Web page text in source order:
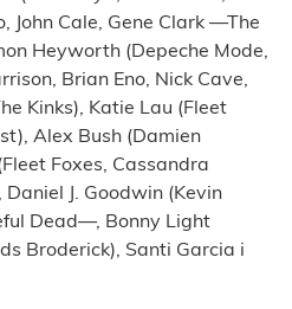
John Cale, Gene Clark —The
Heyworth (Depeche Mode,
Brian Eno, Nick Cave,
Kinks), Katie Lau (Fleet
Alex Bush (Damien
Foxes, Cassandra
Daniel J. Goodwin (Kevin
Dead—, Bonny Light
Broderick), Santi Garcia i